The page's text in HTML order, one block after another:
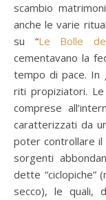
scambio
anche le varie
su “Le Bolle
cementavano la
tempo di pace. In
riti propiziatori.
comprese
caratterizzati da
poter controllare il
sorgenti
dette
secco), le quali,